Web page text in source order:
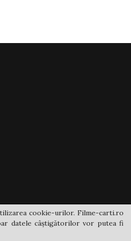
cookie-urilor. Filme-carti.ro
datele câștigătorilor vor putea fi